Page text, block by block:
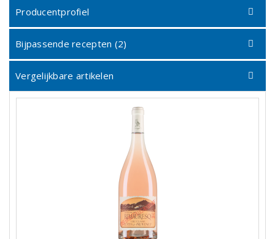
Producentprofiel
Bijpassende recepten (2)
Vergelijkbare artikelen